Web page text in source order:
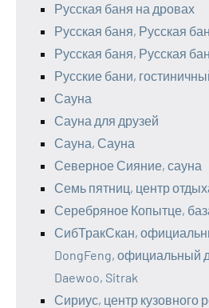
Русская баня на дровах
Русская баня, Русская
Русская баня, Русская
Русские бани,
Сауна
Сауна для друзей
Сауна, Сауна
Северное Сияние, сауна
Семь пятниц, центр
Серебряное Копытце,
СибТракСкан,
DongFeng, официальный
Daewoo, Sitrak
Сириус, центр кузовного